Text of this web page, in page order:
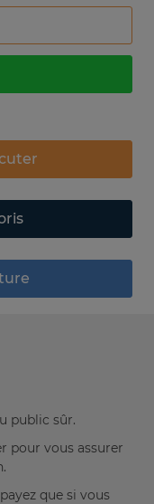
public sûr.
pour vous assurer
que si vous